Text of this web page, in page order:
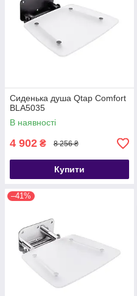
Сиденька душа Qtap Comfort
BLA5035
В наявності
4 902 ₴ 8 256 ₴
Купити
–41%